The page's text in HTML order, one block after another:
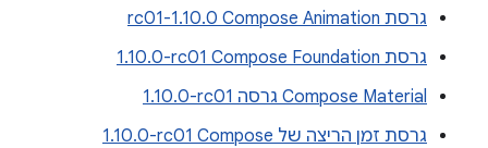
גרסת Compose Animation‏ 1.10.0-rc01
גרסת Compose Foundation‏ ‎1.10.0-rc01
Compose Material גרסה ‎1.10.0-rc01
גרסת זמן הריצה של Compose‏ ‎1.10.0-rc01